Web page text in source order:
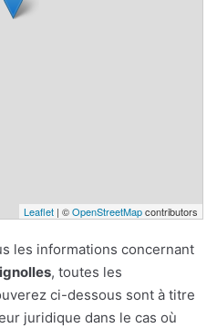
Leaflet | ©OpenStreetMapcontributors
les informations concernant
, toutes les
ci-dessous sont à titre
juridique dans le cas où